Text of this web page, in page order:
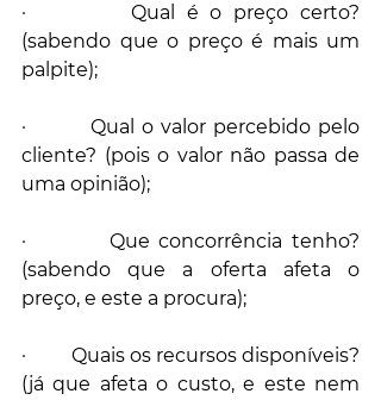
·         Qual é o preço certo?
(sabendo que o preço é mais um
palpite);
·         Qual o valor percebido pelo
cliente? (pois o valor não passa de
uma opinião);
·         Que concorrência tenho?
(sabendo que a oferta afeta o
preço, e este a procura);
·         Quais os recursos disponíveis?
(já que afeta o custo, e este nem